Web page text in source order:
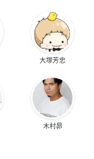
大塚芳忠
木村昴